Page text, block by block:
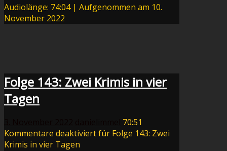
Audiolänge: 74:04| Aufgenommen am 10.
November 2022
Folge 143: Zwei Krimis in vier
Tagen
70:51
Kommentare deaktiviertfür Folge 143: Zwei
Krimis in vier Tagen